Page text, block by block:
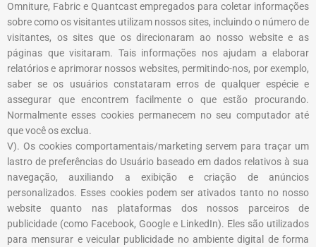
Omniture, Fabric e Quantcast empregados para coletar informações
sobre como os visitantes utilizam nossos sites, incluindo o número de
visitantes, os sites que os direcionaram ao nosso website e as
páginas que visitaram. Tais informações nos ajudam a elaborar
relatórios e aprimorar nossos websites, permitindo-nos, por exemplo,
saber se os usuários constataram erros de qualquer espécie e
assegurar que encontrem facilmente o que estão procurando.
Normalmente esses cookies permanecem no seu computador até
que você os exclua.
V). Os cookies comportamentais/marketing servem para traçar um
lastro de preferências do Usuário baseado em dados relativos à sua
navegação, auxiliando a exibição e criação de anúncios
personalizados. Esses cookies podem ser ativados tanto no nosso
website quanto nas plataformas dos nossos parceiros de
publicidade (como Facebook, Google e LinkedIn). Eles são utilizados
para mensurar e veicular publicidade no ambiente digital de forma